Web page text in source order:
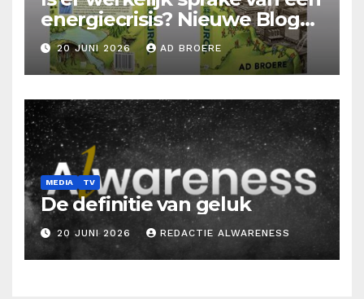
energiecrisis? Nieuwe Blog
Ad Broere
20 JUNI 2026 AD BROERE
MEDIA TV
De definitie van geluk
20 JUNI 2026 REDACTIE ALWARENESS